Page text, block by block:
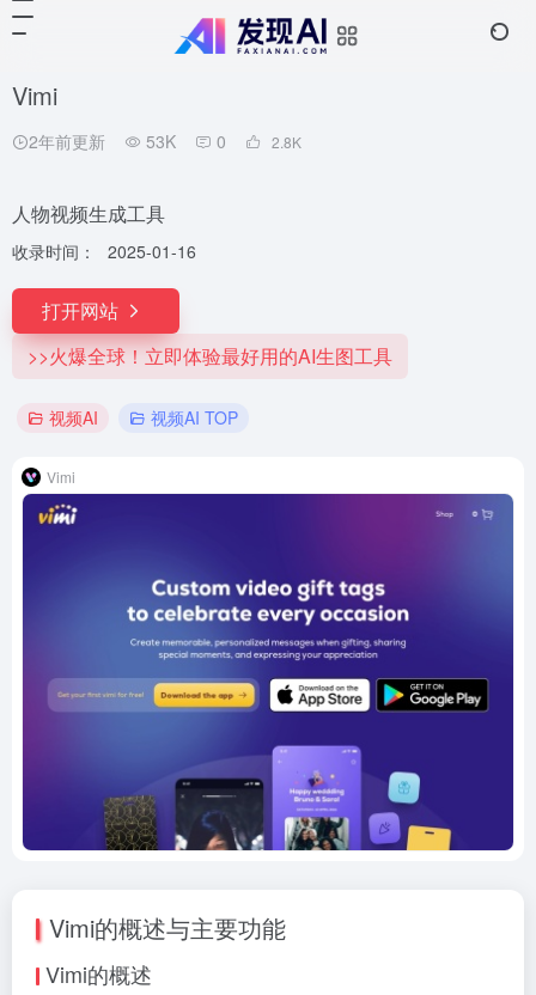
Vimi
2年前更新 53K 0 2.8K
人物视频生成工具
收录时间： 2025-01-16
打开网站
>>火爆全球！立即体验最好用的AI生图工具
视频AI 视频AI TOP
Vimi
Vimi的概述与主要功能
Vimi的概述